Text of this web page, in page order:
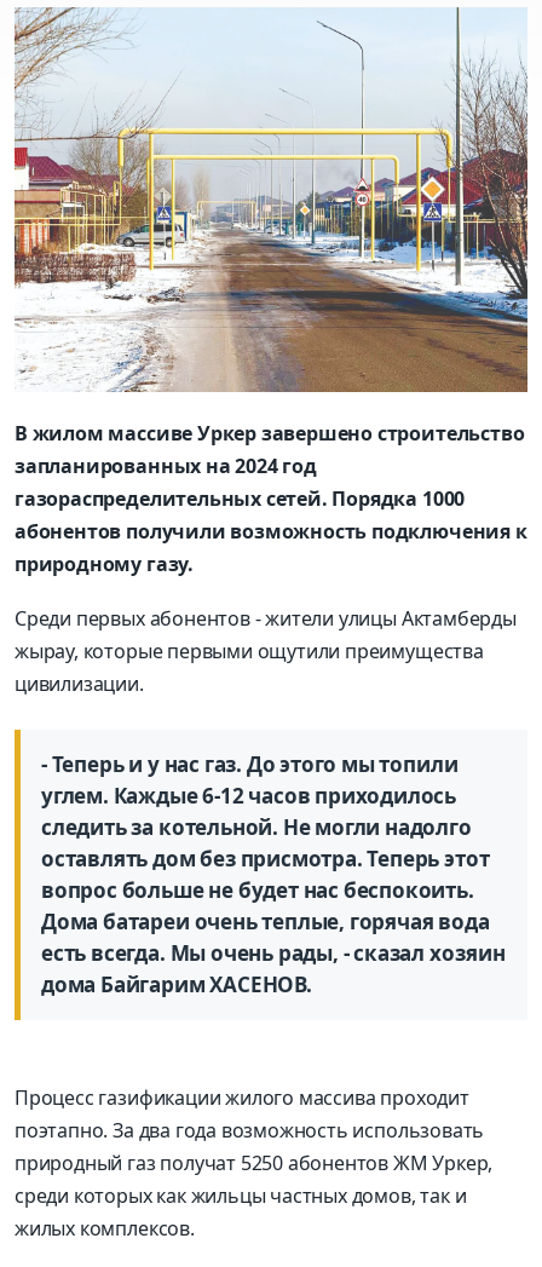
В жилом массиве Уркер завершено строительство
запланированных на 2024 год
газораспределительных сетей. Порядка 1000
абонентов получили возможность подключения к
природному газу.
Среди первых абонентов - жители улицы Актамберды
жырау, которые первыми ощутили преимущества
цивилизации.
- Теперь и у нас газ. До этого мы топили
углем. Каждые 6-12 часов приходилось
следить за котельной. Не могли надолго
оставлять дом без присмотра. Теперь этот
вопрос больше не будет нас беспокоить.
Дома батареи очень теплые, горячая вода
есть всегда. Мы очень рады, - сказал хозяин
дома Байгарим ХАСЕНОВ.
Процесс газификации жилого массива проходит
поэтапно. За два года возможность использовать
природный газ получат 5250 абонентов ЖМ Уркер,
среди которых как жильцы частных домов, так и
жилых комплексов.